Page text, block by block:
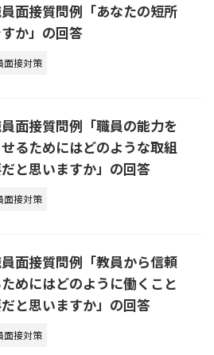
面接質問例「あなたの短所
か」の回答
面接対策
面接質問例「職員の能力を
るためにはどのような取組
と思いますか」の回答
面接対策
面接質問例「教員から信頼
めにはどのように働くこと
と思いますか」の回答
面接対策